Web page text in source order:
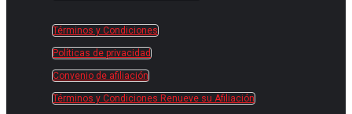
Términos y Condiciones
Políticas de privacidad
Convenio de afiliación
Términos y Condiciones Renueve su Afiliación